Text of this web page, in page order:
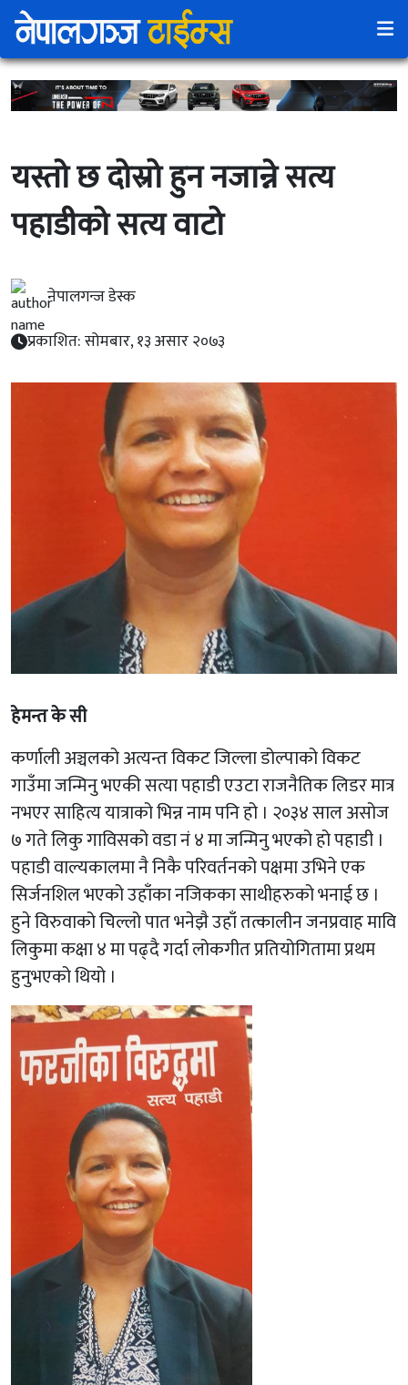
यस्ताे छ दोस्रो हुन नजान्ने सत्य
पहाडीको सत्य वाटो
नेपालगन्ज डेस्क
प्रकाशित: सोमबार, १३ असार २०७३
हेमन्त के सी
कर्णाली अञ्चलको अत्यन्त विकट जिल्ला डोल्पाको विकट
गाउँमा जन्मिनु भएकी सत्या पहाडी एउटा राजनैतिक लिडर मात्र
नभएर साहित्य यात्राको भिन्न नाम पनि हो । २०३४ साल असोज
७ गते लिकु गाविसको वडा नं ४ मा जन्मिनु भएको हो पहाडी ।
पहाडी वाल्यकालमा नै निकै परिवर्तनको पक्षमा उभिने एक
सिर्जनशिल भएको उहाँका नजिकका साथीहरुको भनाई छ ।
हुने विरुवाको चिल्लो पात भनेझै उहाँ तत्कालीन जनप्रवाह मावि
लिकुमा कक्षा ४ मा पढ्दै गर्दा लोकगीत प्रतियोगितामा प्रथम
हुनुभएको थियो ।